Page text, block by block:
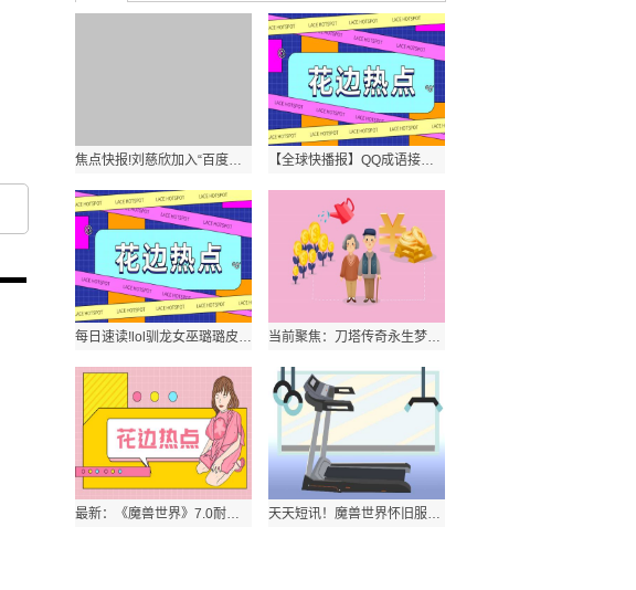
焦点快报!刘慈欣加入“百度凡尔纳计划”是要做什么？刘慈欣可能会想到什么？ 【全球快播报】QQ成语接龙红包怎么领？发qq成语接龙红包玩法是怎样的？
每日速读!lol驯龙女巫璐璐皮肤特效怎么样？是否值得买？ 当前聚焦：刀塔传奇永生梦境鲜血伯爵400W伤害阵容如何配置？鲜血伯爵打法？
最新：《魔兽世界》7.0耐萨里奥巢穴场景入口在哪里？ 天天短讯！魔兽世界怀旧服大脚插件如何安装？大脚插件安装不了怎么办？